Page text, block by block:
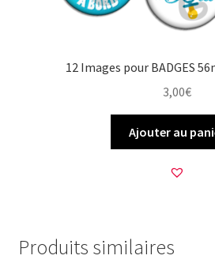
12 Images pour BADGES
3,00€
Ajouter au
Produits similaires